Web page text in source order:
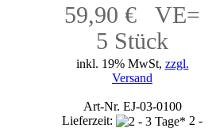
59,90 € VE=
5 Stück
inkl. 19% MwSt, zzgl.
Versand
Art-Nr. EJ-03-0100
Lieferzeit:
2 -